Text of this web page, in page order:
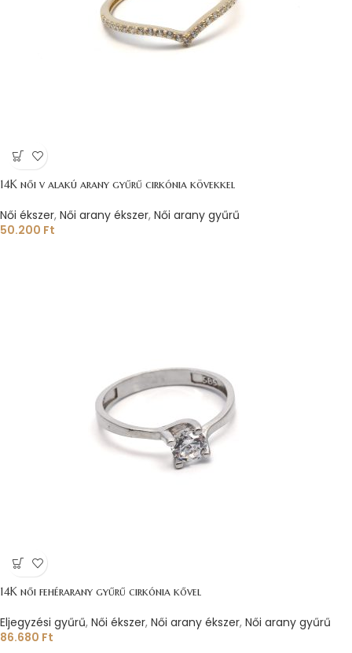
14K női v alakú arany gyűrű cirkónia kövekkel
Női ékszer, Női arany ékszer, Női arany gyűrű
50.200 Ft
14K női fehérarany gyűrű cirkónia kővel
Eljegyzési gyűrű, Női ékszer, Női arany ékszer, Női arany gyűrű
86.680 Ft